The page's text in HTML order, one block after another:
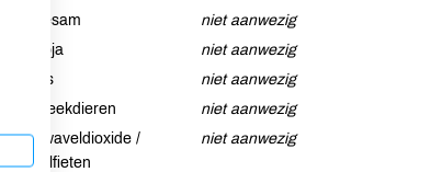
Sesam
niet aanwezig
Soja
niet aanwezig
Vis
niet aanwezig
Weekdieren
niet aanwezig
Zwaveldioxide /
sulfieten
niet aanwezig